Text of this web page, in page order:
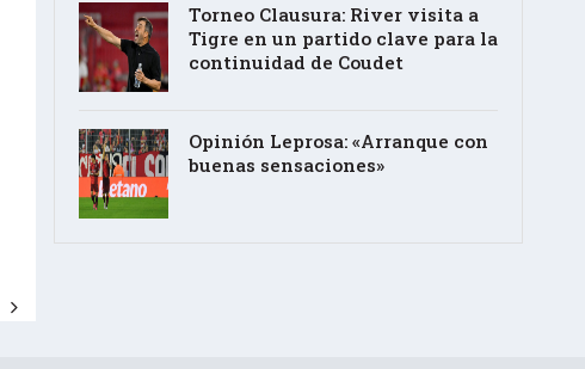
Torneo Clausura: River visita a
Tigre en un partido clave para la
continuidad de Coudet
Opinión Leprosa: «Arranque con
buenas sensaciones»